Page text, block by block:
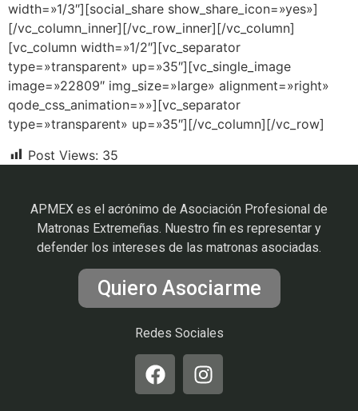
width=»1/3″][social_share show_share_icon=»yes»]
[/vc_column_inner][/vc_row_inner][/vc_column]
[vc_column width=»1/2″][vc_separator
type=»transparent» up=»35″][vc_single_image
image=»22809″ img_size=»large» alignment=»right»
qode_css_animation=»»][vc_separator
type=»transparent» up=»35″][/vc_column][/vc_row]
Post Views: 35
APMEX es el acrónimo de Asociación Profesional de
Matronas Extremeñas. Nuestro fin es representar y
defender los intereses de las matronas asociadas.
Quiero Asociarme
Redes Sociales